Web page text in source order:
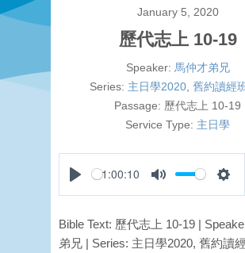
January 5, 2020
歷代志上 10-19
Speaker: 馬仲才弟兄
Series: 主日學2020 舊約讀經
Passage: 歷代志上 10-19
Service Type: 主日學
Play
-1:00:10
Mute
Bible Text: 歷代志上 10-19 |
弟兄 | Series: 主日學2020, 舊約讀